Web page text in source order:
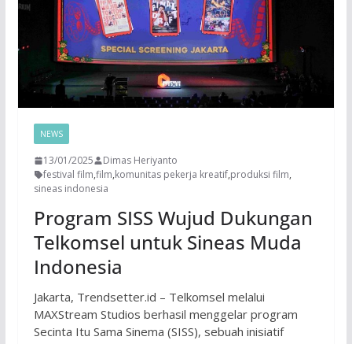
NEWS
13/01/2025
Dimas Heriyanto
festival film,film,komunitas pekerja kreatif,produksi film,
sineas indonesia
Program SISS Wujud Dukungan
Telkomsel untuk Sineas Muda
Indonesia
Jakarta, Trendsetter.id – Telkomsel melalui
MAXStream Studios berhasil menggelar program
Secinta Itu Sama Sinema (SISS), sebuah inisiatif